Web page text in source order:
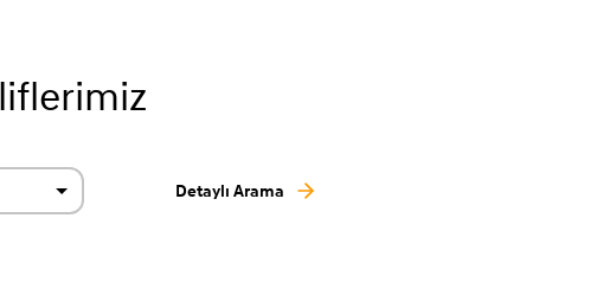
Detaylı Arama